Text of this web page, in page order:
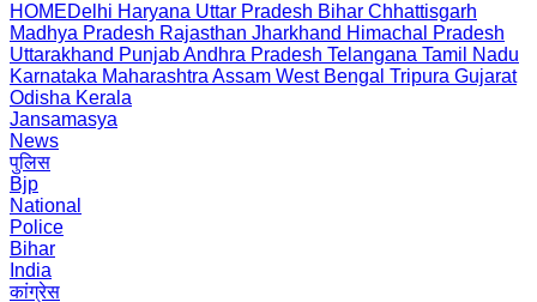
HOMEDelhi Haryana Uttar Pradesh Bihar Chhattisgarh
Madhya Pradesh Rajasthan Jharkhand Himachal Pradesh
Uttarakhand PunjabAndhra Pradesh Telangana Tamil Nadu
Karnataka Maharashtra Assam West Bengal Tripura Gujarat
Odisha Kerala
Jansamasya
News
पुलिस
Bjp
National
Police
Bihar
India
कांग्रेस